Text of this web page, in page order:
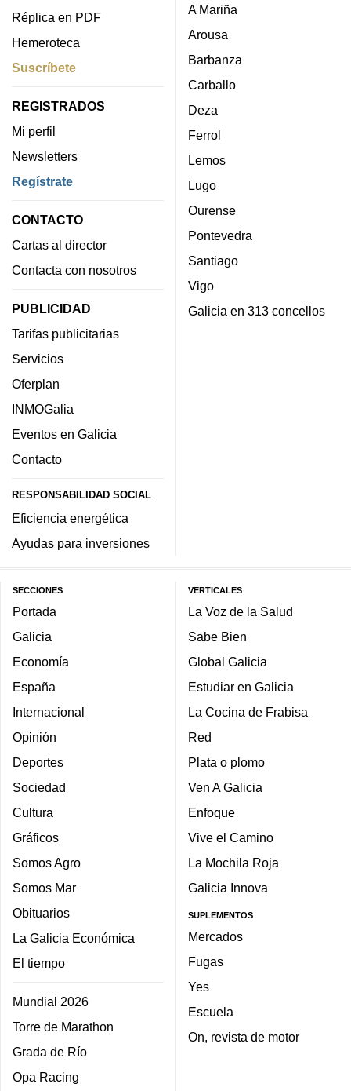
Réplica en PDF
Hemeroteca
Suscríbete
REGISTRADOS
Mi perfil
Newsletters
Regístrate
CONTACTO
Cartas al director
Contacta con nosotros
PUBLICIDAD
Tarifas publicitarias
Servicios
Oferplan
INMOGalia
Eventos en Galicia
Contacto
RESPONSABILIDAD SOCIAL
Eficiencia energética
Ayudas para inversiones
A Mariña
Arousa
Barbanza
Carballo
Deza
Ferrol
Lemos
Lugo
Ourense
Pontevedra
Santiago
Vigo
Galicia en 313 concellos
SECCIONES
Portada
Galicia
Economía
España
Internacional
Opinión
Deportes
Sociedad
Cultura
Gráficos
Somos Agro
Somos Mar
Obituarios
La Galicia Económica
El tiempo
Mundial 2026
Torre de Marathon
Grada de Río
Opa Racing
VERTICALES
La Voz de la Salud
Sabe Bien
Global Galicia
Estudiar en Galicia
La Cocina de Frabisa
Red
Plata o plomo
Ven A Galicia
Enfoque
Vive el Camino
La Mochila Roja
Galicia Innova
SUPLEMENTOS
Mercados
Fugas
Yes
Escuela
On, revista de motor